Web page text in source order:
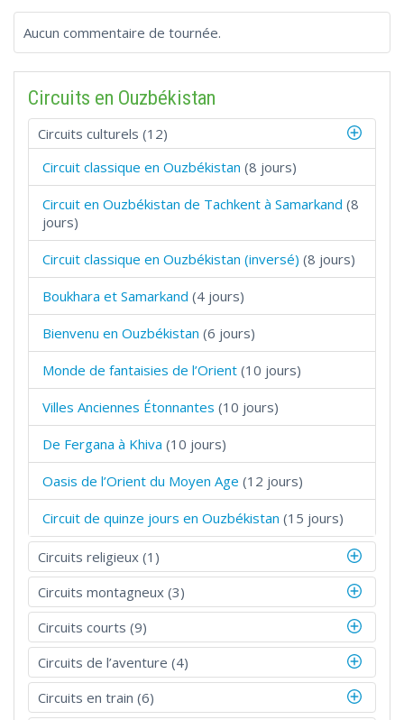
Aucun commentaire de tournée.
Circuits en Ouzbékistan
Circuits culturels (12)
Circuit classique en Ouzbékistan (8 jours)
Circuit en Ouzbékistan de Tachkent à Samarkand (8
jours)
Circuit classique en Ouzbékistan (inversé) (8 jours)
Boukhara et Samarkand (4 jours)
Bienvenu en Ouzbékistan (6 jours)
Monde de fantaisies de l’Orient (10 jours)
Villes Anciennes Étonnantes (10 jours)
De Fergana à Khiva (10 jours)
Oasis de l’Orient du Moyen Age (12 jours)
Circuit de quinze jours en Ouzbékistan (15 jours)
Circuits religieux (1)
Circuits montagneux (3)
Circuits courts (9)
Circuits de l’aventure (4)
Circuits en train (6)